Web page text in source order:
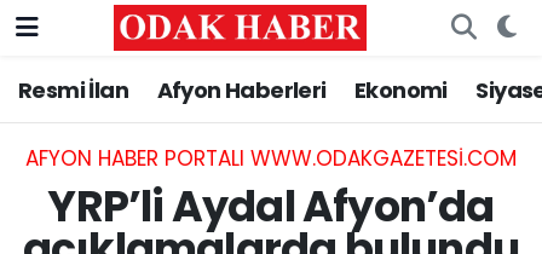
Resmi İlan Afyon Haberleri Ekonomi
AFYON HABER PORTALI WWW.ODAKGAZETESI.COM
YRP’li Aydal Afyon’da
AFYONKARAHİSAR HABERLERİ
Resmi İlan
ASAYİŞ
Afyonkarahisar Nöbetçi Eczaneler
Afyonkarahisar Hava Durumu
Afyonkarahisar Namaz Vakitleri